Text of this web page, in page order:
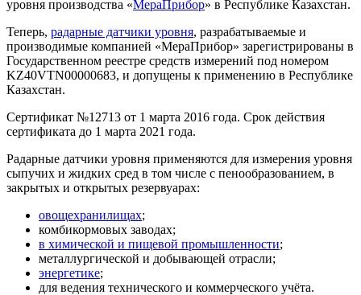
уровня производства «МераПрибор» в Республике Казахстан.
Теперь, радарные датчики уровня, разрабатываемые и
производимые компанией «МераПрибор» зарегистрированы в
Государственном реестре средств измерений под номером
KZ40VTN00000683, и допущены к применению в Республике
Казахстан.
Сертификат №12713 от 1 марта 2016 года. Срок действия
сертификата до 1 марта 2021 года.
Радарные датчики уровня применяются для измерения уровня
сыпучих и жидких сред в том числе с пенообразованием, в
закрытых и открытых резервуарах:
овощехранилищах;
комбикормовых заводах;
в химической и пищевой промышленности;
металлургической и добывающей отрасли;
энергетике;
для ведения технического и коммерческого учёта.